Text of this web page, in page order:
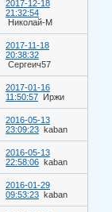
2017-12-18
21:32:54
Николай-М
2017-11-18
20:38:32
Сергеич57
2017-01-16
11:50:57 Иржи
2016-05-13
23:09:23 kaban
2016-05-13
22:58:06 kaban
2016-01-29
09:53:23 kaban